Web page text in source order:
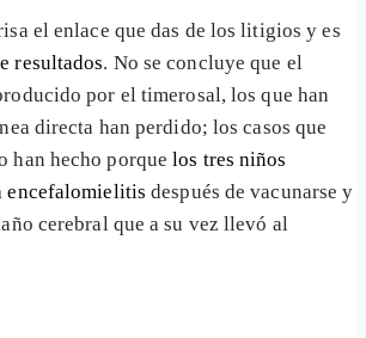
el enlace que das de los litigios y es
resultados. No se concluye que el
por el timerosal, los que han
directa han perdido; los casos que
han hecho porquelos tres niños
encefalomielitis después de vacunarse y
cerebral que a su vez llevó al